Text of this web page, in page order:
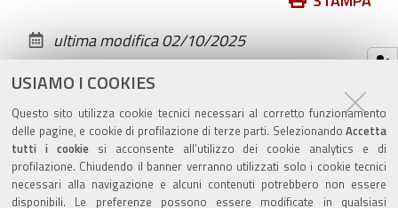
USIAMO I COOKIES
Questo sito utilizza cookie tecnici necessari al corretto funzionamento
delle pagine, e cookie di profilazione di terze parti. Selezionando Accetta
tutti i cookiesi acconsente all’utilizzo dei cookie analytics e di
profilazione. Chiudendo il banner verranno utilizzati solo i cookie tecnici
necessari alla navigazione e alcuni contenuti potrebbero non essere
disponibili. Le preferenze possono essere modificate in qualsiasi
documento
ultima modifica02/10/2025
Valuta questo sito